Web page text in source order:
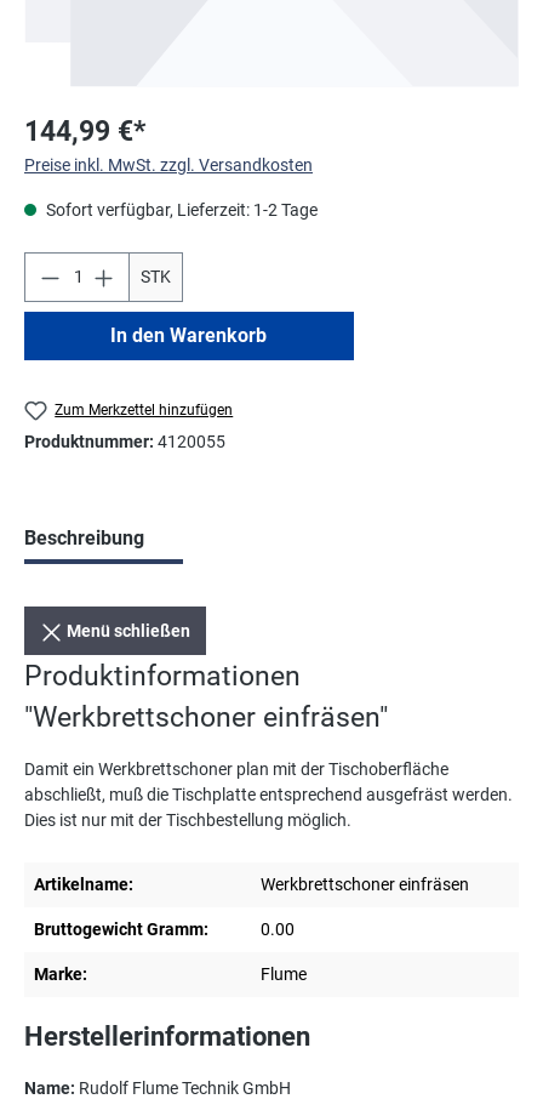
144,99 €*
Preise inkl. MwSt. zzgl. Versandkosten
Sofort verfügbar, Lieferzeit: 1-2 Tage
STK
In den Warenkorb
Zum Merkzettel hinzufügen
Produktnummer: 4120055
Beschreibung
Menü schließen
Produktinformationen
"Werkbrettschoner einfräsen"
Damit ein Werkbrettschoner plan mit der Tischoberfläche
abschließt, muß die Tischplatte entsprechend ausgefräst werden.
Dies ist nur mit der Tischbestellung möglich.
Artikelname: Werkbrettschoner einfräsen
Bruttogewicht Gramm: 0.00
Marke: Flume
Herstellerinformationen
Name: Rudolf Flume Technik GmbH